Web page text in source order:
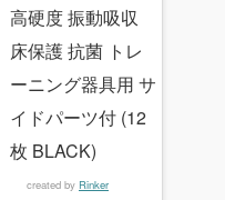
高硬度 振動吸収
床保護 抗菌 トレ
ーニング器具用 サ
イドパーツ付 (12
枚 BLACK)
created by Rinker